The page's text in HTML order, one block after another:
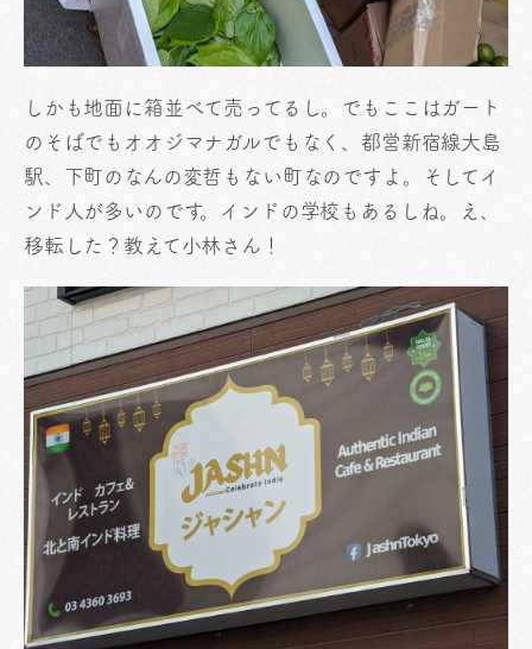
しかも地面に箱並べて売ってるし。でもここはガート
のそばでもオオジマナガルでもなく、都営新宿線大島
駅、下町のなんの変哲もない町なのですよ。そしてイ
ンド人が多いのです。インドの学校もあるしね。え、
移転した？教えて小林さん！